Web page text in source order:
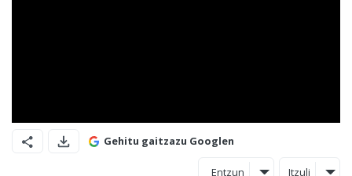
Gehitu gaitzazu Googlen
Entzun Itzuli